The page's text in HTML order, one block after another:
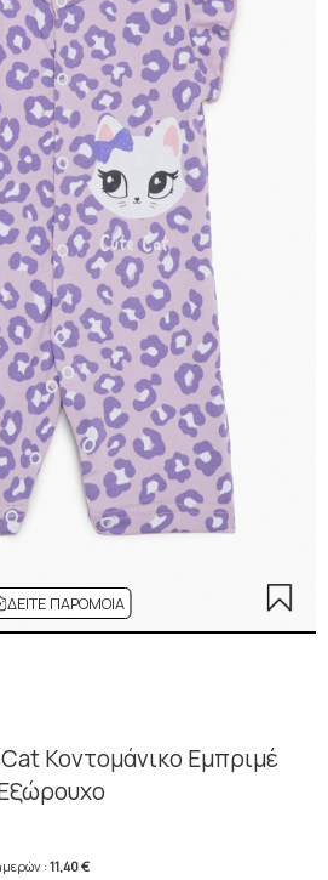
ΔΕΊΤΕ ΠΑΡΌΜΟΙΑ
Κοντομάνικο Εμπριμέ
:11,40 €